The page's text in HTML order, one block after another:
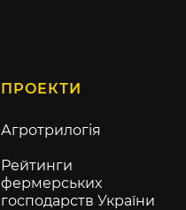
ПРОЕКТИ
Агротрилогія
Рейтинги
фермерських
господарств України